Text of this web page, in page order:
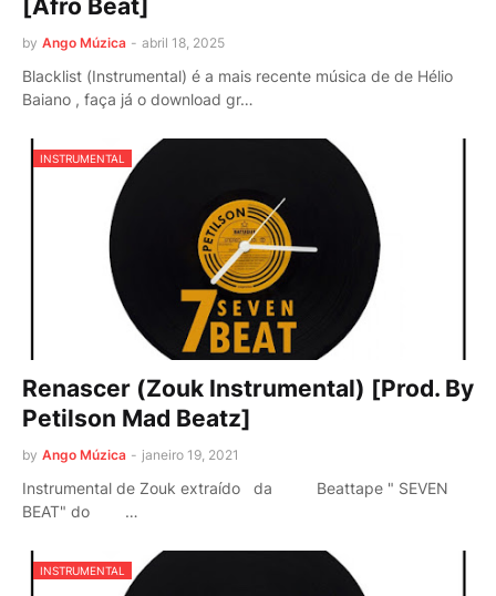
[Afro Beat]
by Ango Múzica - abril 18, 2025
Blacklist (Instrumental) é a mais recente música de de Hélio
Baiano , faça já o download gr…
INSTRUMENTAL
Renascer (Zouk Instrumental) [Prod. By
Petilson Mad Beatz]
by Ango Múzica - janeiro 19, 2021
Instrumental de Zouk extraído da Beattape " SEVEN
BEAT" do …
INSTRUMENTAL